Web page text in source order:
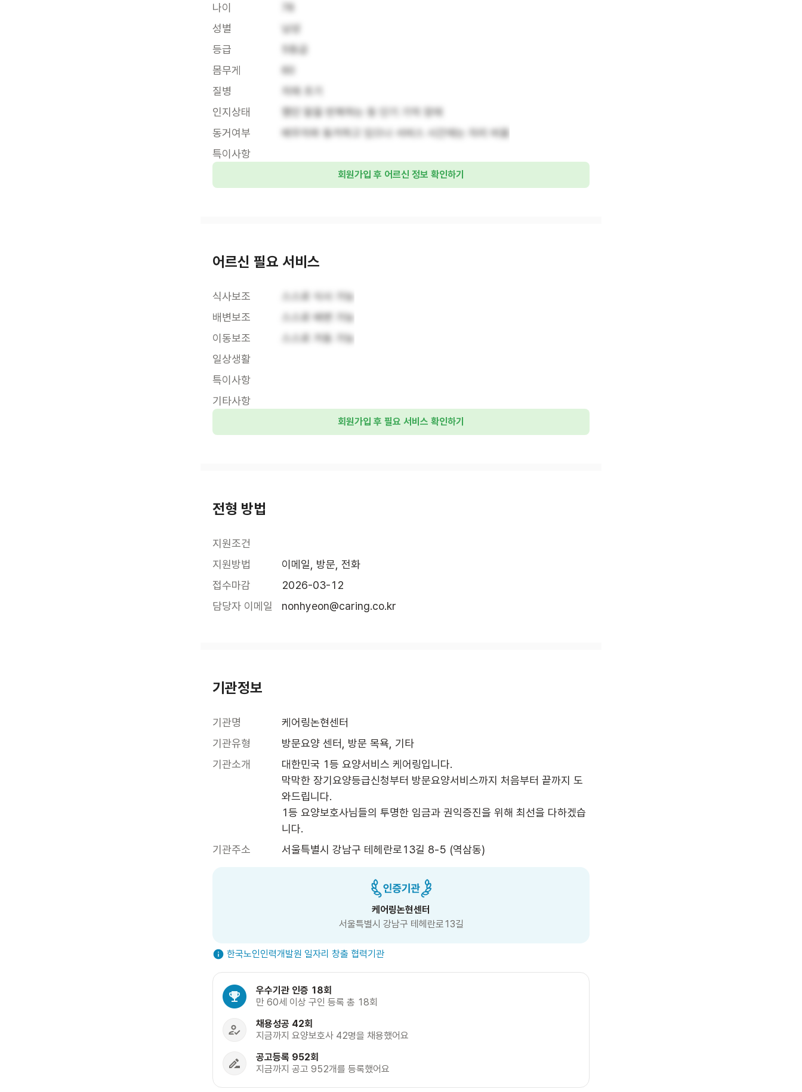
나이
78
성별
남성
등급
5등급
몸무게
60
질병
치매 초기
인지상태
했던 말을 반복하는 등 단기 기억 장애
동거여부
배우자와 동거하고 있으나 서비스 시간에는 자리 비움
특이사항
회원가입 후 어르신 정보 확인하기
어르신 필요 서비스
식사보조
스스로 식사 가능
배변보조
스스로 배변 가능
이동보조
스스로 거동 가능
일상생활
특이사항
기타사항
회원가입 후 필요 서비스 확인하기
전형 방법
지원조건
지원방법
이메일, 방문, 전화
접수마감
2026-03-12
담당자 이메일
nonhyeon@caring.co.kr
기관정보
기관명
케어링논현센터
기관유형
방문요양 센터, 방문 목욕, 기타
기관소개
대한민국 1등 요양서비스 케어링입니다.
막막한 장기요양등급신청부터 방문요양서비스까지 처음부터 끝까지 도
와드립니다.
1등 요양보호사님들의 투명한 임금과 권익증진을 위해 최선을 다하겠습
니다.
기관주소
서울특별시 강남구 테헤란로13길 8-5 (역삼동)
케어링논현센터
서울특별시 강남구 테헤란로13길
한국노인인력개발원 일자리 창출 협력기관
우수기관 인증 18회
만 60세 이상 구인 등록 총 18회
채용성공 42회
지금까지 요양보호사 42명을 채용했어요
공고등록 952회
지금까지 공고 952개를 등록했어요